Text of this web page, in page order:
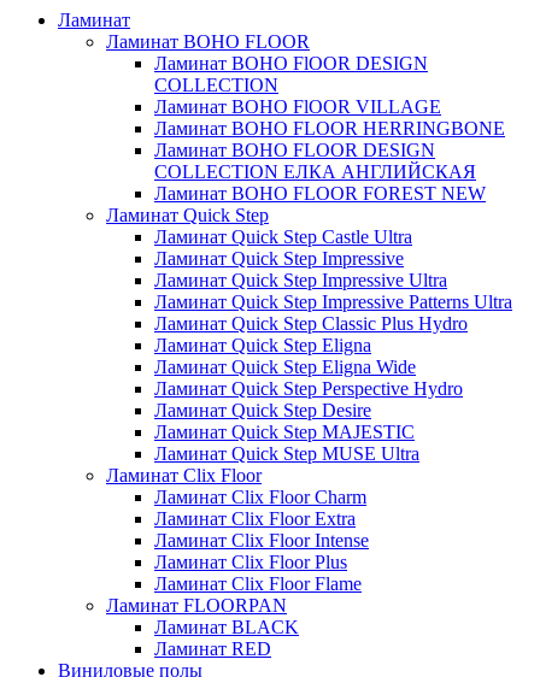
Ламинат
Ламинат BOHO FLOOR
Ламинат BOHO FlOOR DESIGN
COLLECTION
Ламинат BOHO FlOOR VILLAGE
Ламинат BOHO FLOOR HERRINGBONE
Ламинат BOHO FLOOR DESIGN
COLLECTION ЕЛКА АНГЛИЙСКАЯ
Ламинат BOHO FLOOR FOREST NEW
Ламинат Quick Step
Ламинат Quick Step Castle Ultra
Ламинат Quick Step Impressive
Ламинат Quick Step Impressive Ultra
Ламинат Quick Step Impressive Patterns Ultra
Ламинат Quick Step Classic Plus Hydro
Ламинат Quick Step Eligna
Ламинат Quick Step Eligna Wide
Ламинат Quick Step Perspective Hydro
Ламинат Quick Step Desire
Ламинат Quick Step MAJESTIC
Ламинат Quick Step MUSE Ultra
Ламинат Clix Floor
Ламинат Clix Floor Charm
Ламинат Clix Floor Extra
Ламинат Clix Floor Intense
Ламинат Clix Floor Plus
Ламинат Clix Floor Flame
Ламинат FLOORPAN
Ламинат BLACK
Ламинат RED
Виниловые полы